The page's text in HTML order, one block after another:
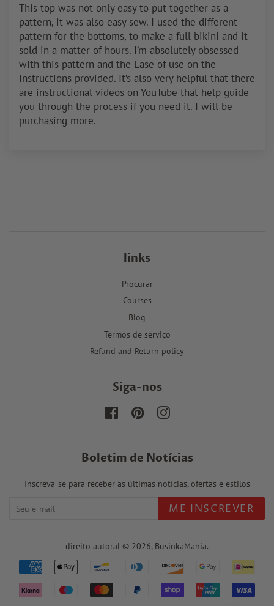
This top was not only easy to put together as a
pattern, it was also easy sew. I used the different
pattern for the bottoms, to make a full bikini and it
sold in a matter of hours. I’m absolutely obsessed
with this pattern and the Ease of use on the
instructions provided. It’s also very helpful that there
are instructional videos on YouTube that help guide
you through the process if you need it. I will be
purchasing more.
links
Procurar
Courses
Blog
Termos de serviço
Refund and Return policy
Siga-nos
FacebookPinterestInstagram
Boletim de Notícias
Inscreva-se para receber as últimas notícias, ofertas e estilos
ME INSCREVER
direito autoral © 2026, BusinkaMania.
Formas
de